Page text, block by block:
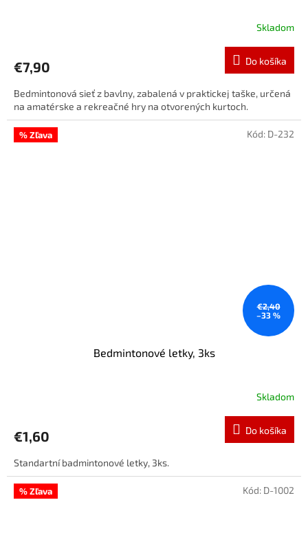
Skladom
€7,90 Do košíka
Bedmintonová sieť z bavlny, zabalená v praktickej taške, určená
na amatérske a rekreačné hry na otvorených kurtoch.
% Zľava
€2,40
–33 %
Bedmintonové letky, 3ks
Skladom
€1,60 Do košíka
Standartní badmintonové letky, 3ks.
Kód: D-232
% Zľava Kód: D-1002